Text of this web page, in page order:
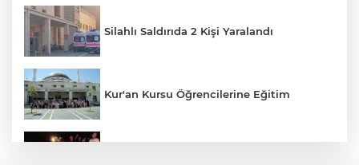
Silahlı Saldırıda 2 Kişi Yaralandı
Kur'an Kursu Öğrencilerine Eğitim